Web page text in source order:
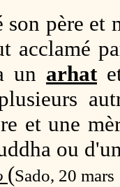
père et
acclamé
un arhat
et une
ou
(Sado, 20